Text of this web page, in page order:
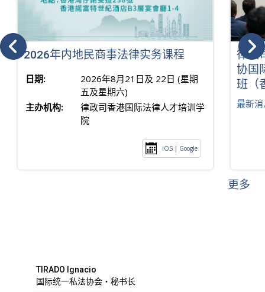
2026年内地民商事法律实务课程
日期:
2026年8月21日及 22日 (星期
五及星期六)
主办机构:
律政司香港国际法律人才培训学
院
iOS | Google
律政
协国
班（
最新
更多
TIRADO Ignacio
国际统一私法协会・秘书长